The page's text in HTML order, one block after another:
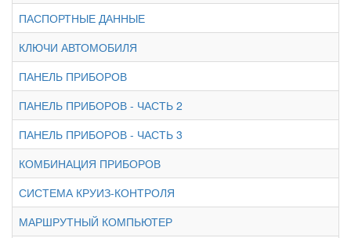
ПАСПОРТНЫЕ ДАННЫЕ
КЛЮЧИ АВТОМОБИЛЯ
ПАНЕЛЬ ПРИБОРОВ
ПАНЕЛЬ ПРИБОРОВ - ЧАСТЬ 2
ПАНЕЛЬ ПРИБОРОВ - ЧАСТЬ 3
КОМБИНАЦИЯ ПРИБОРОВ
СИСТЕМА КРУИЗ-КОНТРОЛЯ
МАРШРУТНЫЙ КОМПЬЮТЕР